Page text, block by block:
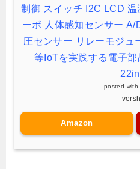
制御 スイッチ I2C LCD
ーボ 人体感知センサー A/
圧センサー リレーモジュ
等IoTを実践する電子
posted with
Amazon